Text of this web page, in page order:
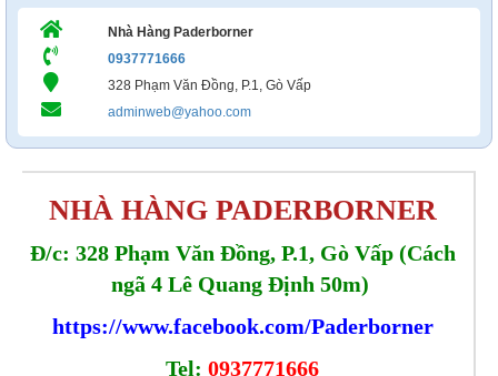
Nhà Hàng Paderborner
0937771666
328 Phạm Văn Đồng, P.1, Gò Vấp
adminweb@yahoo.com
NHÀ HÀNG PADERBORNER
Đ/c: 328 Phạm Văn Đồng, P.1, Gò Vấp (Cách
ngã 4 Lê Quang Định 50m)
https://www.facebook.com/Paderborner
Tel: 0937771666